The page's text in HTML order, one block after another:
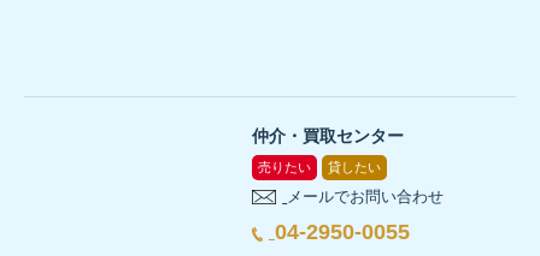
仲介・買取センター
売りたい 貸したい
メールでお問い合わせ
04-2950-0055